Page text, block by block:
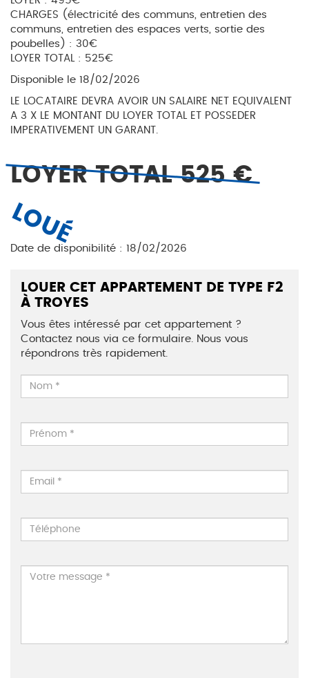
CHARGES (électricité des communs, entretien des
communs, entretien des espaces verts, sortie des
poubelles) : 30€
LOYER TOTAL : 525€
Disponible le 18/02/2026
LE LOCATAIRE DEVRA AVOIR UN SALAIRE NET EQUIVALENT
A 3 X LE MONTANT DU LOYER TOTAL ET POSSEDER
IMPERATIVEMENT UN GARANT.
LOYER TOTAL 525 €
LOUÉ
Date de disponibilité : 18/02/2026
LOUER CET APPARTEMENT DE TYPE F2
À TROYES
Vous êtes intéressé par cet appartement ?
Contactez nous via ce formulaire. Nous vous
répondrons très rapidement.